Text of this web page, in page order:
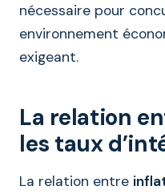
nécessaire pour
environnement
exigeant.
La relation
les taux
La relation entre